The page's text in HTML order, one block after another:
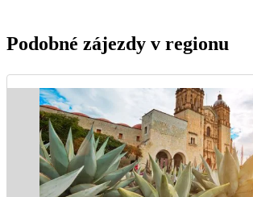
Podobné zájezdy v regionu